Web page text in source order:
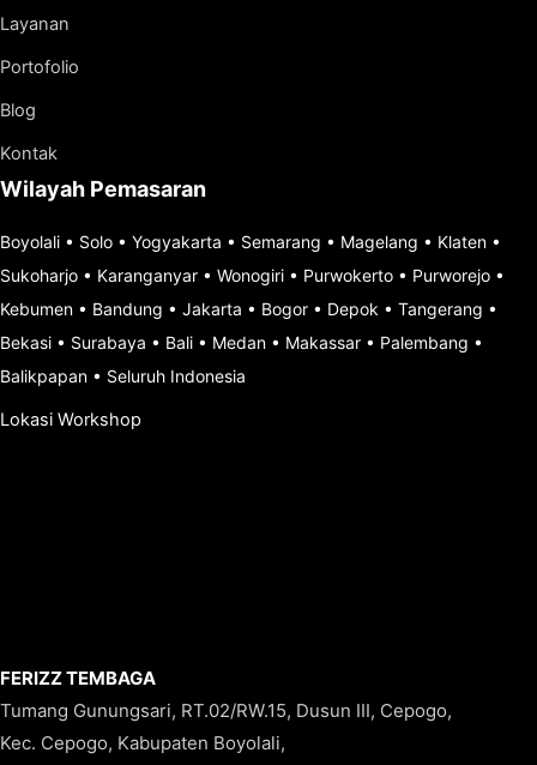
Layanan
Portofolio
Blog
Kontak
Wilayah Pemasaran
Boyolali • Solo • Yogyakarta • Semarang • Magelang • Klaten •
Sukoharjo • Karanganyar • Wonogiri • Purwokerto • Purworejo •
Kebumen • Bandung • Jakarta • Bogor • Depok • Tangerang •
Bekasi • Surabaya • Bali • Medan • Makassar • Palembang •
Balikpapan • Seluruh Indonesia
Lokasi Workshop
FERIZZ TEMBAGA
Tumang Gunungsari, RT.02/RW.15, Dusun III, Cepogo,
Kec. Cepogo, Kabupaten Boyolali,